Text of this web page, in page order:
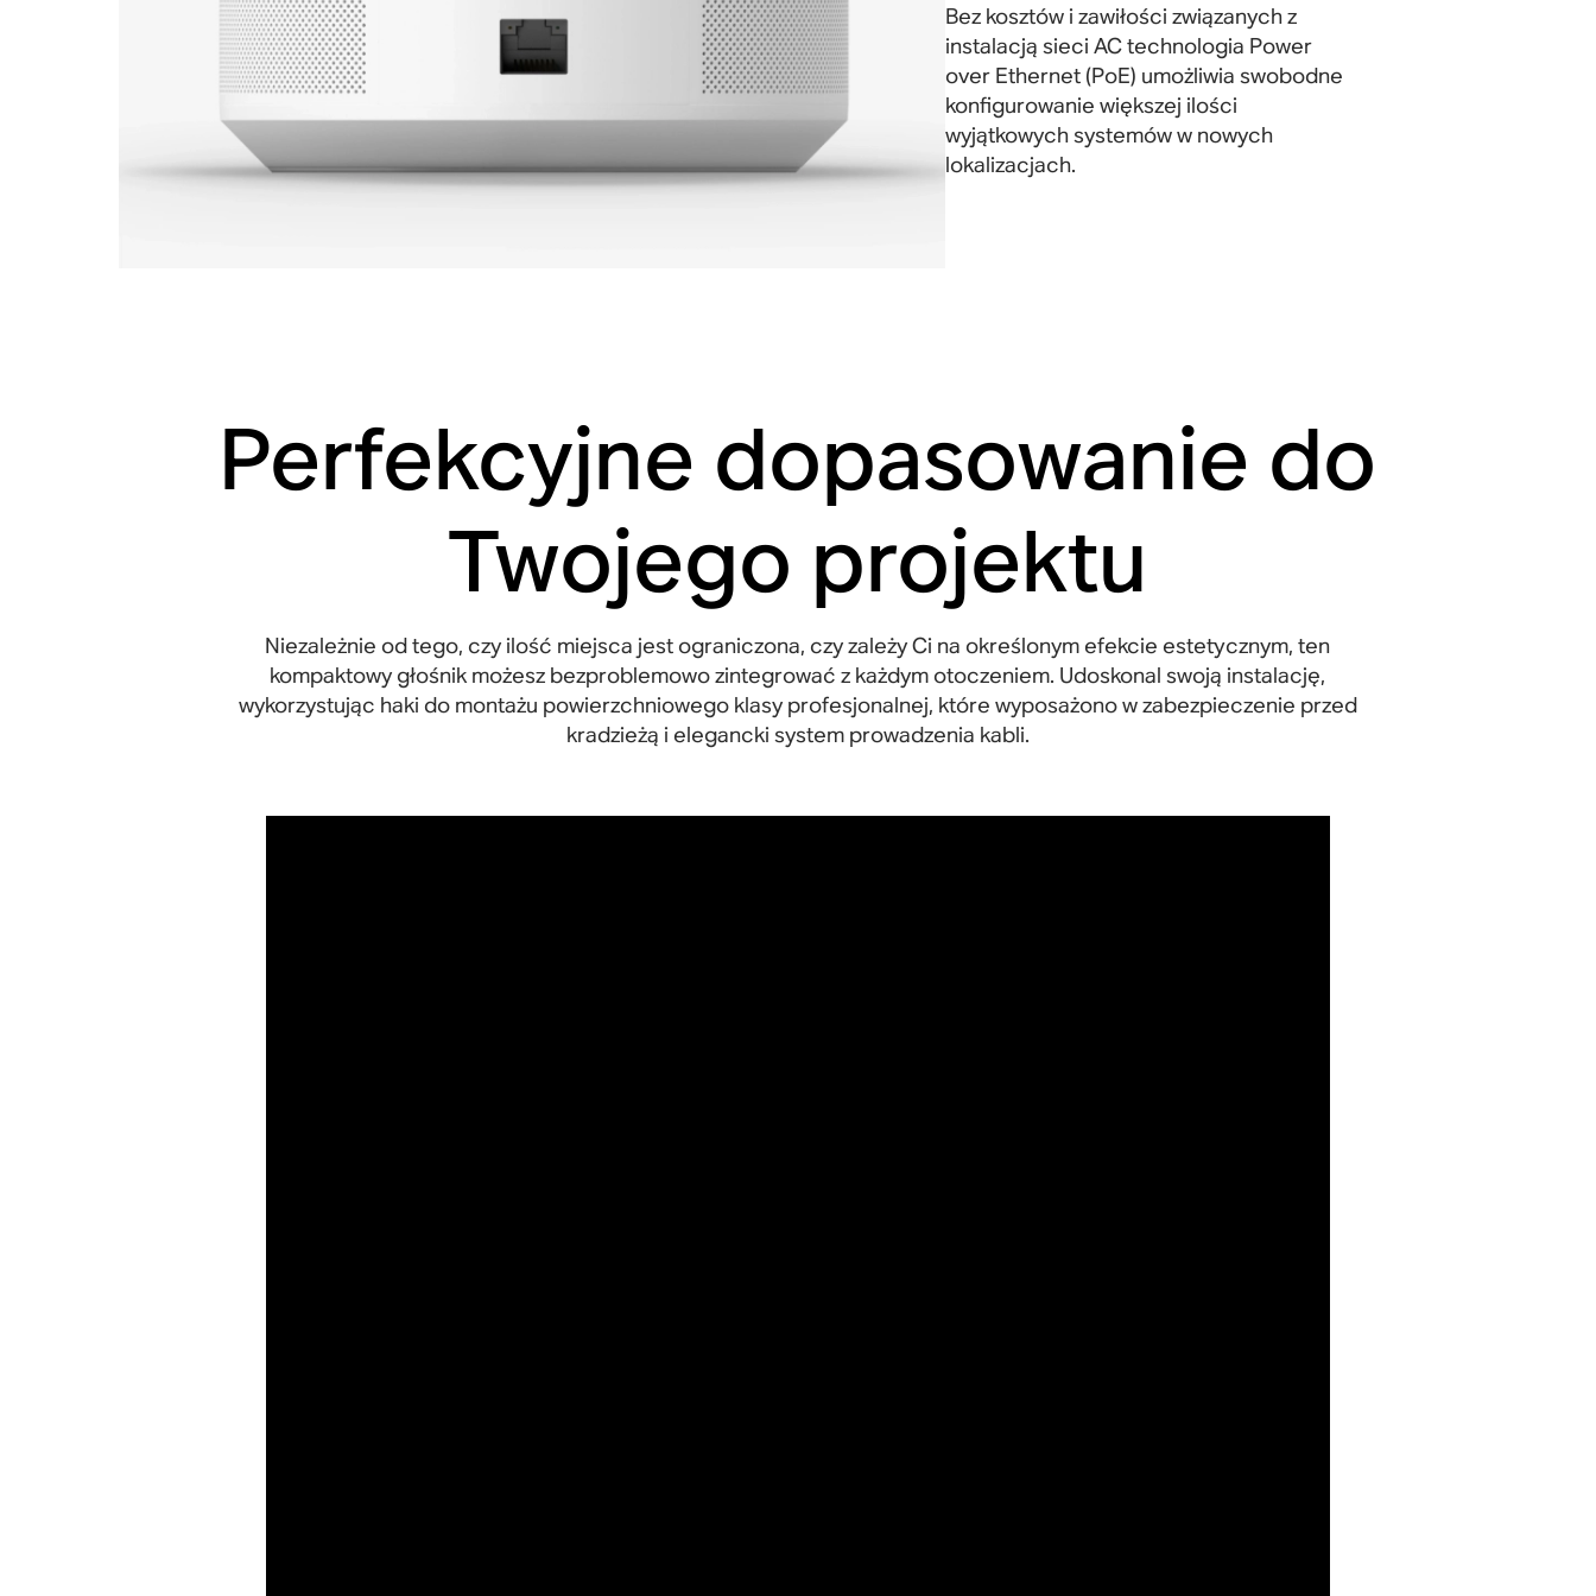
Bez kosztów i zawiłości związanych z
instalacją sieci AC technologia Power
over Ethernet (PoE) umożliwia swobodne
konfigurowanie większej ilości
wyjątkowych systemów w nowych
lokalizacjach.
Perfekcyjne dopasowanie do
Twojego projektu
Niezależnie od tego, czy ilość miejsca jest ograniczona, czy zależy Ci na określonym efekcie estetycznym, ten
kompaktowy głośnik możesz bezproblemowo zintegrować z każdym otoczeniem. Udoskonal swoją instalację,
wykorzystując haki do montażu powierzchniowego klasy profesjonalnej, które wyposażono w zabezpieczenie przed
kradzieżą i elegancki system prowadzenia kabli.